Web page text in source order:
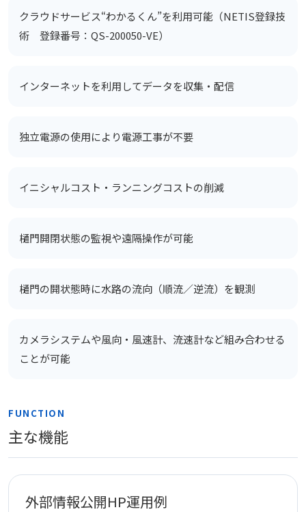
クラウドサービス“わかるくん”を利用可能（NETIS登録技
術 登録番号：QS-200050-VE）
インターネットを利用してデータを収集・配信
独立電源の使用により電源工事が不要
イニシャルコスト・ランニングコストの削減
樋門開閉状態の監視や遠隔操作が可能
樋門の開状態時に水路の流向（順流／逆流）を観測
カメラシステムや風向・風速計、流速計など組み合わせる
ことが可能
FUNCTION
主な機能
外部情報公開HP運用例